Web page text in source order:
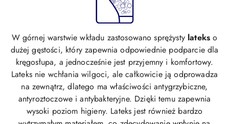
W górnej warstwie wkładu zastosowano sprężysty lateks o
dużej gęstości, który zapewnia odpowiednie podparcie dla
kręgosłupa, a jednocześnie jest przyjemny i komfortowy.
Lateks nie wchłania wilgoci, ale całkowicie ją odprowadza
na zewnątrz, dlatego ma właściwości antygrzybiczne,
antyroztoczowe i antybakteryjne. Dzięki temu zapewnia
wysoki poziom higieny. Lateks jest również bardzo